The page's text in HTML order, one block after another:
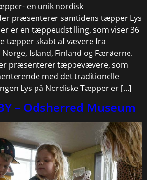
en unik nordisk
præsenterer samtidens tæpper Lys
er en tæppeudstilling, som viser 36
tæpper skabt af vævere fra
Norge, Island, Finland og Færøerne.
præsenterer tæppevævere, som
med det traditionelle
Lys på Nordiske Tæpper er […]
– Odsherred Museum